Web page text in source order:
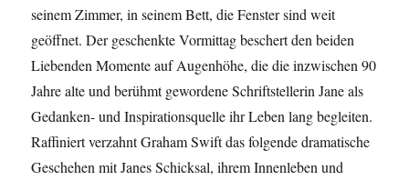
seinem Zimmer, in seinem Bett, die Fenster sind weit
geöffnet. Der geschenkte Vormittag beschert den beiden
Liebenden Momente auf Augenhöhe, die die inzwischen 90
Jahre alte und berühmt gewordene Schriftstellerin Jane als
Gedanken- und Inspirationsquelle ihr Leben lang begleiten.
Raffiniert verzahnt Graham Swift das folgende dramatische
Geschehen mit Janes Schicksal, ihrem Innenleben und